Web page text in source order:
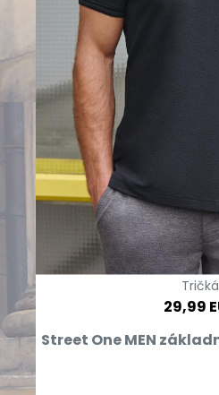
Tričká
29,99
Street One MEN